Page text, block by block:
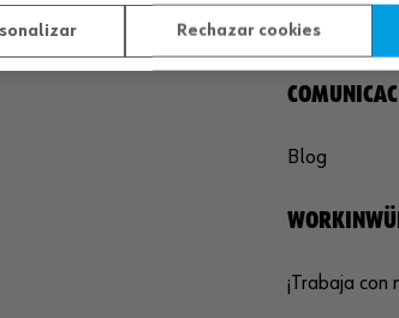
03 01
Sostenibilidad
Blog
¡Trabaja con
Rechazar cookies